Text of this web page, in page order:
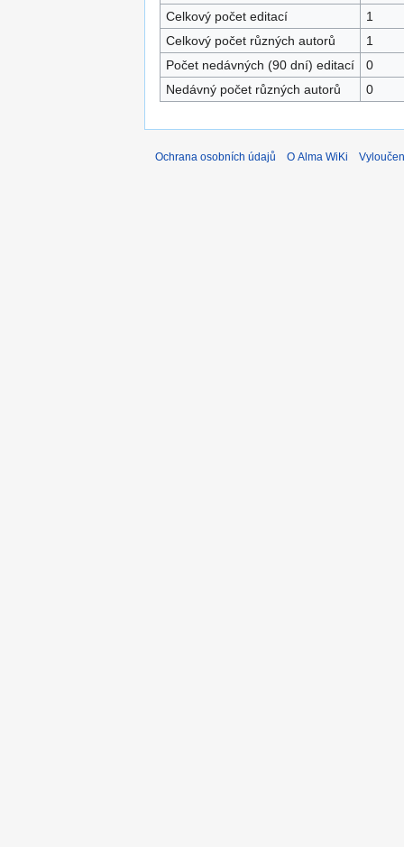
Celkový počet editací
1
Celkový počet různých autorů
1
Počet nedávných (90 dní) editací
0
Nedávný počet různých autorů
0
Ochrana osobních údajů O Alma WiKi